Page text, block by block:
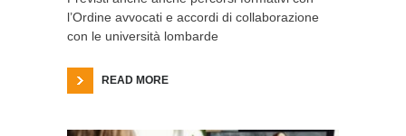
l’Ordine avvocati e accordi di collaborazione
con le università lombarde
READ MORE